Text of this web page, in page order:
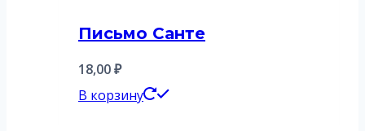
Письмо Санте
18,00₽
В корзину